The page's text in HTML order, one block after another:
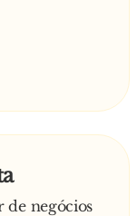
de negócios